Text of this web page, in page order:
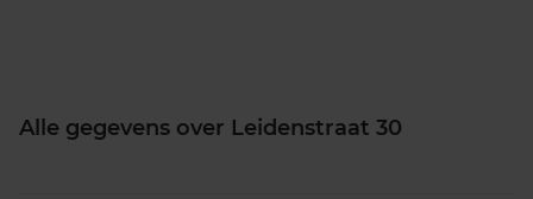
Alle gegevens over Leidenstraat 30